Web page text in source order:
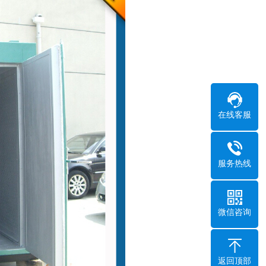
在线客服
服务热线
微信咨询
返回顶部